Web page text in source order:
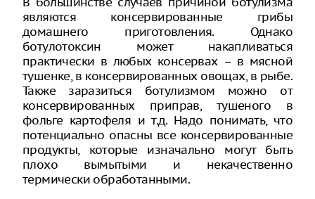
являются консервированные грибы
домашнего приготовления. Однако
ботулотоксин может накапливаться
практически в любых консервах – в мясной
тушенке, в консервированных овощах, в рыбе.
Также заразиться ботулизмом можно от
консервированных приправ, тушеного в
фольге картофеля и т.д. Надо понимать, что
потенциально опасны все консервированные
продукты, которые изначально могут быть
плохо вымытыми и некачественно
термически обработанными.